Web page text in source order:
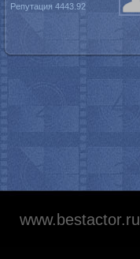
Репутация 4443.92
www.bestactor.ru